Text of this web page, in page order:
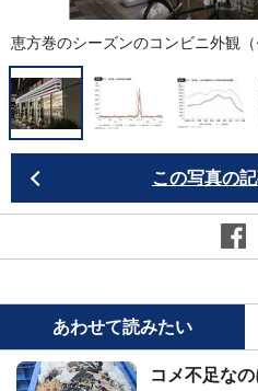
恵方巻のシーズンのコンビニ外観（
この写真の
あわせて読みたい
コメ不足な